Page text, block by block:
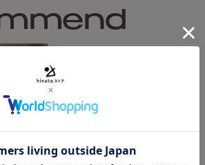
めました商品の一部に、デザインやカ
仕様変更となる場合がございます。 予
。